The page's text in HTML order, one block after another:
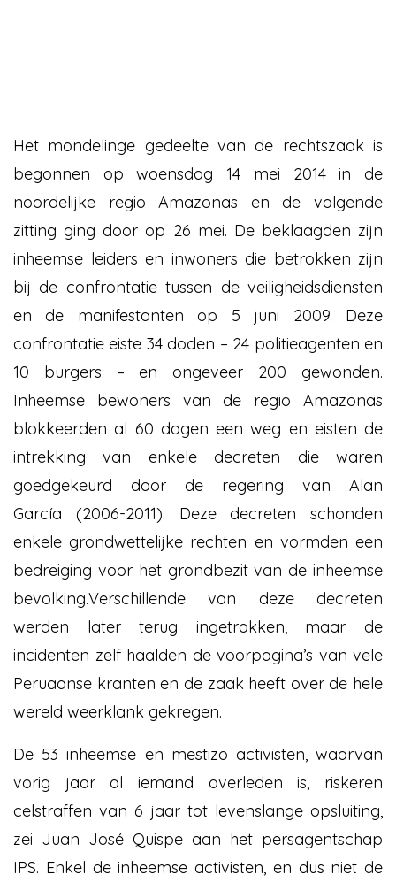
Het mondelinge gedeelte van de rechtszaak is
begonnen op woensdag 14 mei 2014 in de
noordelijke regio Amazonas en de volgende
zitting ging door op 26 mei. De beklaagden zijn
inheemse leiders en inwoners die betrokken zijn
bij de confrontatie tussen de veiligheidsdiensten
en de manifestanten op 5 juni 2009. Deze
confrontatie eiste 34 doden – 24 politieagenten en
10 burgers – en ongeveer 200 gewonden.
Inheemse bewoners van de regio Amazonas
blokkeerden al 60 dagen een weg en eisten de
intrekking van enkele decreten die waren
goedgekeurd door de regering van Alan
García
(2006-2011). Deze decreten schonden
enkele grondwettelijke rechten en vormden een
bedreiging voor het grondbezit van de inheemse
bevolking.Verschillende van deze decreten
werden later terug ingetrokken, maar de
incidenten zelf haalden de voorpagina’s van vele
Peruaanse kranten en de zaak heeft over de hele
wereld weerklank gekregen.
De 53 inheemse en mestizo activisten, waarvan
vorig jaar al iemand overleden is, riskeren
celstraffen van 6 jaar tot levenslange opsluiting,
zei Juan José Quispe aan het persagentschap
IPS. Enkel de inheemse activisten, en dus niet de